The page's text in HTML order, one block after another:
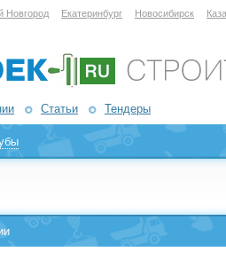
Новгород Екатеринбург Новосибирск
Статьи Тендеры